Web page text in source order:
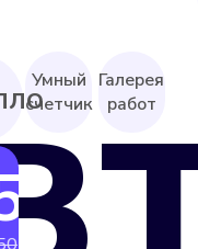
Умный
счетчик
Галерея
работ